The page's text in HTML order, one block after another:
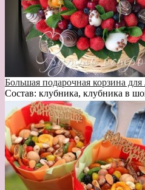
Большая подарочная корзина
Состав: клубника, клубника в